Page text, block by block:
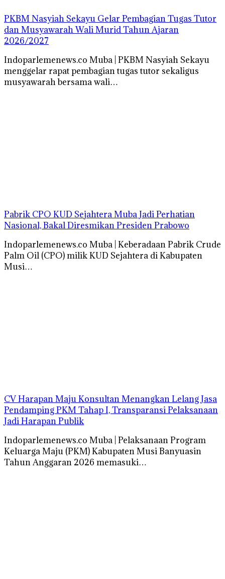
PKBM Nasyiah Sekayu Gelar Pembagian Tugas Tutor
dan Musyawarah Wali Murid Tahun Ajaran
2026/2027
Indoparlemenews.co Muba | PKBM Nasyiah Sekayu
menggelar rapat pembagian tugas tutor sekaligus
musyawarah bersama wali…
Pabrik CPO KUD Sejahtera Muba Jadi Perhatian
Nasional, Bakal Diresmikan Presiden Prabowo
Indoparlemenews.co Muba | Keberadaan Pabrik Crude
Palm Oil (CPO) milik KUD Sejahtera di Kabupaten
Musi…
CV Harapan Maju Konsultan Menangkan Lelang Jasa
Pendamping PKM Tahap I, Transparansi Pelaksanaan
Jadi Harapan Publik
Indoparlemenews.co Muba | Pelaksanaan Program
Keluarga Maju (PKM) Kabupaten Musi Banyuasin
Tahun Anggaran 2026 memasuki…